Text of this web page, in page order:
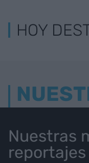
HOY
Nuestras